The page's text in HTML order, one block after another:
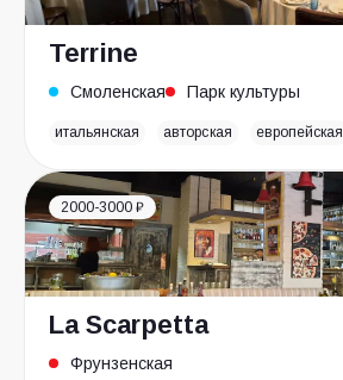
Terrine
Смоленская Парк культуры
итальянская авторская европейская
2000-3000 ₽
La Scarpetta
Фрунзенская